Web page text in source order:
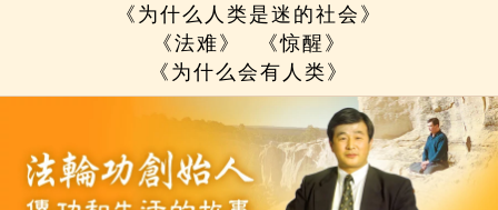
《为什么人类是迷的社会》
《法难》
《惊醒》
《为什么会有人类》